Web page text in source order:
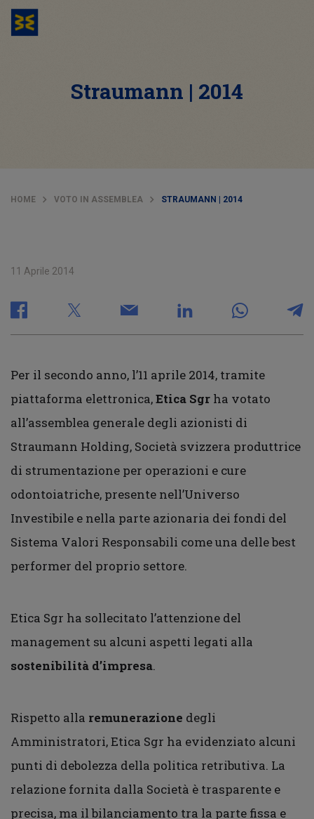
Straumann | 2014
HOME VOTO IN ASSEMBLEA STRAUMANN | 2014
11 Aprile 2014
Per il secondo anno, l’11 aprile 2014, tramite
piattaforma elettronica,Etica Sgr ha votato
all’assemblea generale degli azionisti di
Straumann Holding, Società svizzera produttrice
di strumentazione per operazioni e cure
odontoiatriche, presente nell’Universo
Investibile e nella parte azionaria dei fondi del
Sistema Valori Responsabili come una delle best
performer del proprio settore.
Etica Sgr ha sollecitato l’attenzione del
management su alcuni aspetti legati alla
sostenibilità d’impresa.
Rispetto alla remunerazione degli
Amministratori, Etica Sgr ha evidenziato alcuni
punti di debolezza della politica retributiva. La
relazione fornita dalla Società è trasparente e
precisa, ma il bilanciamento tra la parte fissa e